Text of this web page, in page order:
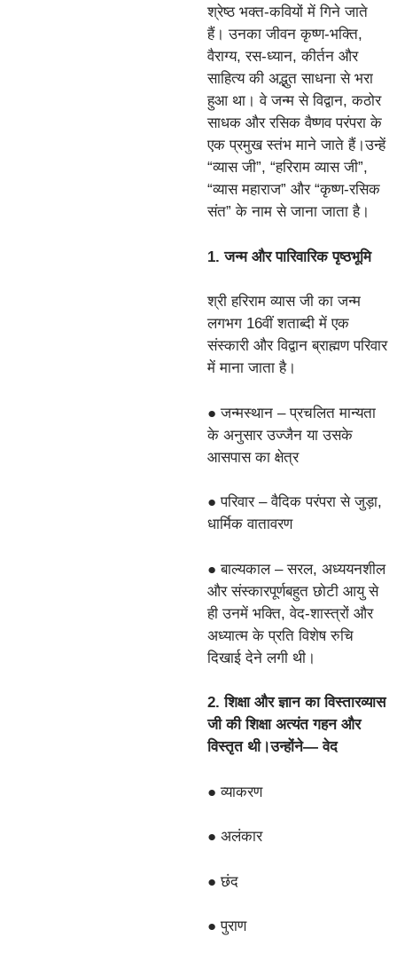
श्रेष्ठ भक्त-कवियों में गिने जाते
हैं। उनका जीवन कृष्ण-भक्ति,
वैराग्य, रस-ध्यान, कीर्तन और
साहित्य की अद्भुत साधना से भरा
हुआ था। वे जन्म से विद्वान, कठोर
साधक और रसिक वैष्णव परंपरा के
एक प्रमुख स्तंभ माने जाते हैं।उन्हें
“व्यास जी”, “हरिराम व्यास जी”,
“व्यास महाराज” और “कृष्ण-रसिक
संत” के नाम से जाना जाता है।
1. जन्म और पारिवारिक पृष्ठभूमि
श्री हरिराम व्यास जी का जन्म
लगभग 16वीं शताब्दी में एक
संस्कारी और विद्वान ब्राह्मण परिवार
में माना जाता है।
● जन्मस्थान – प्रचलित मान्यता
के अनुसार उज्जैन या उसके
आसपास का क्षेत्र
● परिवार – वैदिक परंपरा से जुड़ा,
धार्मिक वातावरण
● बाल्यकाल – सरल, अध्ययनशील
और संस्कारपूर्णबहुत छोटी आयु से
ही उनमें भक्ति, वेद-शास्त्रों और
अध्यात्म के प्रति विशेष रुचि
दिखाई देने लगी थी।
2. शिक्षा और ज्ञान का विस्तारव्यास
जी की शिक्षा अत्यंत गहन और
विस्तृत थी।उन्होंने— वेद
● व्याकरण
● अलंकार
● छंद
● पुराण